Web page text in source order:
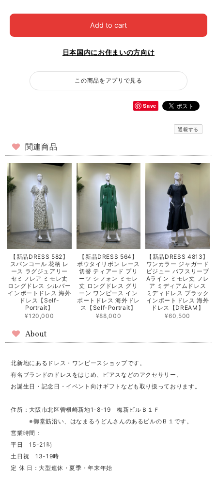
Add to cart
日本国内にお住まいの方向け
この商品をアプリで見る
Save
通報する
関連商品
【新品DRESS 582】
スパンコール 花柄 レ
ース ラグジュアリー
セミフレア ミモレ丈
ロングドレス シルバー
インポートドレス 海外
ドレス【Self-
Portrait】
¥120,000
【新品DRESS 564】
ボウタイリボン レース
切替 ティアード プリ
ーツ シフォン ミモレ
丈 ロングドレス グリ
ーン ワンピース イン
ポートドレス 海外ドレ
ス【Self-Portrait】
¥88,000
【新品DRESS 4813】
ワンカラー ジャガード
ビジュー パフスリーブ
Aライン ミモレ丈 フレ
ア ミディアムドレス
ミディドレス ブラック
インポートドレス 海外
ドレス【DREAM】
¥60,500
About
北新地にあるドレス・ワンピースショップです。
有名ブランドのドレスをはじめ、ピアスなどのアクセサリー、
お誕生日・記念日・イベント向けギフトなども取り扱っております。
住所：大阪市北区曽根崎新地1-8-19 梅新ビルＢ１Ｆ
※御堂筋沿い、はなまるうどんさんのあるビルのＢ１です。
営業時間：
平日 15-21時
土日祝 13-19時
定 休 日：大型連休・夏季・年末年始